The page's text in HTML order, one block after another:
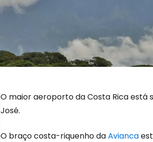
O maior aeroporto da Costa Rica está
José.
O braço costa-riquenho daAvianca